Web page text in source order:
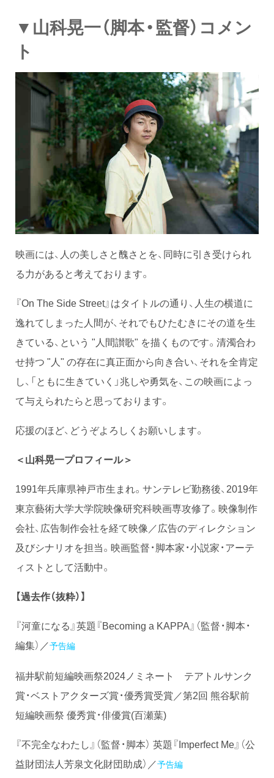
▼山科晃一（脚本・監督）コメン
ト
映画には、人の美しさと醜さとを、同時に引き受けられ
る力があると考えております。
『On The Side Street』はタイトルの通り、人生の横道に
逸れてしまった人間が、それでもひたむきにその道を生
きている、という "人間讃歌" を描くものです。清濁合わ
せ持つ "人" の存在に真正面から向き合い、それを全肯定
し、「ともに生きていく」兆しや勇気を、この映画によっ
て与えられたらと思っております。
応援のほど、どうぞよろしくお願いします。
＜山科晃一プロフィール＞
1991年兵庫県神戸市生まれ。サンテレビ勤務後、2019年
東京藝術大学大学院映像研究科映画専攻修了。映像制作
会社、広告制作会社を経て映像／広告のディレクション
及びシナリオを担当。映画監督・脚本家・小説家・アーテ
ィストとして活動中。
【過去作（抜粋）】
『河童になる』英題『Becoming a KAPPA』（監督・脚本・
編集）／予告編
福井駅前短編映画祭2024ノミネート テアトルサンク
賞・ベストアクターズ賞・優秀賞受賞／第2回 熊谷駅前
短編映画祭 優秀賞・俳優賞(百瀬葉)
『不完全なわたし』（監督・脚本） 英題『Imperfect Me』（公
益財団法人芳泉文化財団助成）／予告編